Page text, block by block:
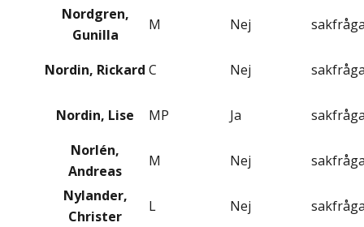
Nordgren,
Gunilla
M Nej
Nordin, Rickard C Nej
Nordin, Lise MP Ja
Norlén,
Andreas
M Nej
Nylander,
Christer
L Nej